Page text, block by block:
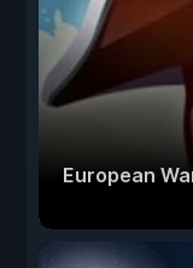
European